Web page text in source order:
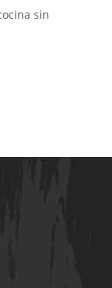
sin